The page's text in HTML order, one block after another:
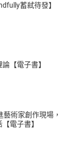
蓄弒待發】
【電子書】
術家創作現場，
電子書】